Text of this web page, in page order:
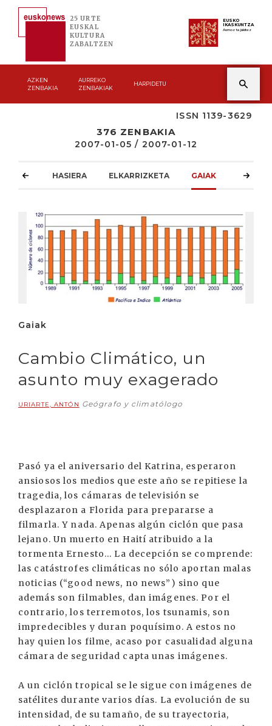
25 URTE
EUSKAL
KULTURA
ZABALTZEN
EUSKO
IKASKUNTZA
Asmoz ta jakitez
AZKEN
ZENBAKIA
AURREKO
ZENBAKIAK
HARPIDETU
ISSN 1139-3629
376 ZENBAKIA
2007-01-05 / 2007-01-12
HASIERA ELKARRIZKETA GAIAK
Gaiak
Cambio Climático, un
asunto muy exagerado
URIARTE, ANTÓN Geógrafo y climatólogo
Pasó ya el aniversario del Katrina, esperaron
ansiosos los medios que este año se repitiese la
tragedia, los cámaras de televisión se
desplazaron a Florida para prepararse a
filmarla. Y nada. Apenas algún ciclón que pasa
lejano. Un muerto en Haití atribuido a la
tormenta Ernesto... La decepción se comprende:
las catástrofes climáticas no sólo aportan malas
noticias (“good news, no news”) sino que
además son filmables, dan imágenes. Por el
contrario, los terremotos, los tsunamis, son
impredecibles y duran poquísimo. A estos no
hay quien los filme, acaso por casualidad alguna
cámara de seguridad capta unas imágenes.
A un ciclón tropical se le sigue con imágenes de
satélites durante varios días. La evolución de su
intensidad, de su tamaño, de su trayectoria,